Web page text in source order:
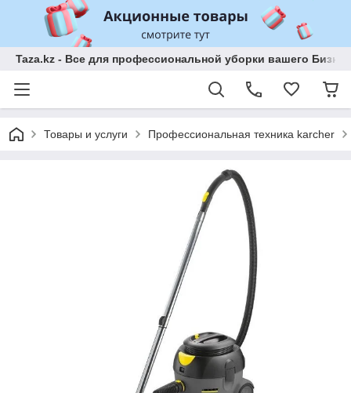
Taza.kz - Все для профессиональной уборки вашего
Товары и услуги Профессиональная техника karcher